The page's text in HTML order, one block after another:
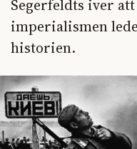
Segerfeldts iver
imperialismen
historien.